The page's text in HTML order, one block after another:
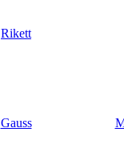
Rikett
Gauss